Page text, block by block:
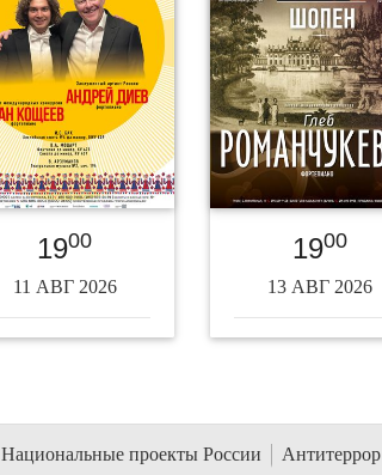
1900
11 АВГ 2026
1900
13 АВГ 2026
Национальные проекты России Антитеррор